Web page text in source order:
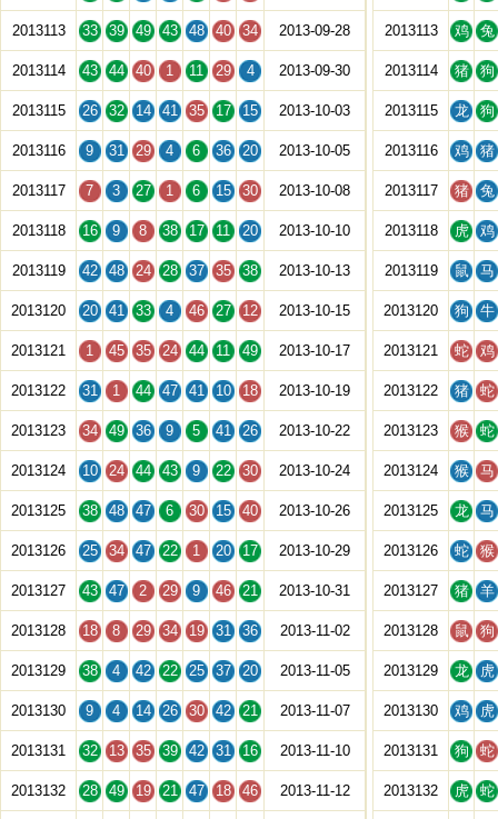
2013113 33 39 49 43 48 40 34 2013-09-28
2013114 43 44 40 1 11 29 4 2013-09-30
2013115 26 32 14 41 35 17 15 2013-10-03
2013116 9 31 29 4 6 36 20 2013-10-05
2013117 7 3 27 1 6 15 30 2013-10-08
2013118 16 9 8 38 17 11 20 2013-10-10
2013119 42 48 24 28 37 35 38 2013-10-13
2013120 20 41 33 4 46 27 12 2013-10-15
2013121 1 45 35 24 44 11 49 2013-10-17
2013122 31 1 44 47 41 10 18 2013-10-19
2013123 34 49 36 9 5 41 26 2013-10-22
2013124 10 24 44 43 9 22 30 2013-10-24
2013125 38 48 47 6 30 15 40 2013-10-26
2013126 25 34 47 22 1 20 17 2013-10-29
2013127 43 47 2 29 9 46 21 2013-10-31
2013128 18 8 29 34 19 31 36 2013-11-02
2013129 38 4 42 22 25 37 20 2013-11-05
2013130 9 4 14 26 30 42 21 2013-11-07
2013131 32 13 35 39 42 31 16 2013-11-10
2013132 28 49 19 21 47 18 46 2013-11-12
2013113 鸡 兔
2013114 猪 狗
2013115 龙 狗
2013116 鸡 猪
2013117 猪 兔
2013118 虎 鸡
2013119 鼠 马
2013120 狗 牛
2013121 蛇 鸡
2013122 猪 蛇
2013123 猴 蛇
2013124 猴 马
2013125 龙 马
2013126 蛇 猴
2013127 猪 羊
2013128 鼠 狗
2013129 龙 虎
2013130 鸡 虎
2013131 狗 蛇
2013132 虎 蛇